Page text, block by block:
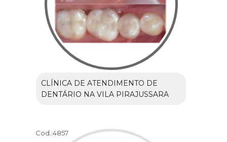
CLÍNICA DE ATENDIMENTO DE
DENTÁRIO NA VILA PIRAJUSSARA
Cod.:4857